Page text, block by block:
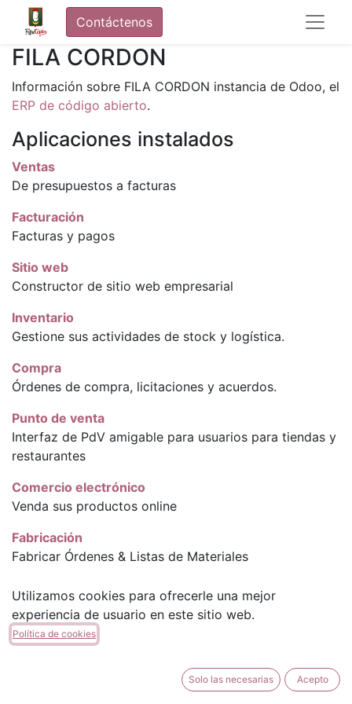
Contáctenos
FILA CORDON
Información sobre FILA CORDON instancia de Odoo, el
ERP de código abierto.
Aplicaciones instalados
Ventas
De presupuestos a facturas
Facturación
Facturas y pagos
Sitio web
Constructor de sitio web empresarial
Inventario
Gestione sus actividades de stock y logística.
Compra
Órdenes de compra, licitaciones y acuerdos.
Punto de venta
Interfaz de PdV amigable para usuarios para tiendas y
restaurantes
Comercio electrónico
Venda sus productos online
Fabricación
Fabricar Órdenes & Listas de Materiales
Marketing por email
Diseñar, enviar y gestionar correos electrónicos
Gastos
Utilizamos cookies para ofrecerle una mejor
experiencia de usuario en este sitio web.
Política de cookies
Solo las necesarias Acepto